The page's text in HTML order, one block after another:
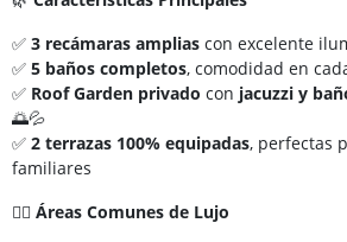
✅ 3 recámaras amplias con excelente
✅ 5 baños completos, comodidad en
✅ Roof Garden privado con jacuzzi y
🌅💦
✅ 2 terrazas 100% equipadas, perfectas
familiares
🏊‍♂️ Áreas Comunes de Lujo